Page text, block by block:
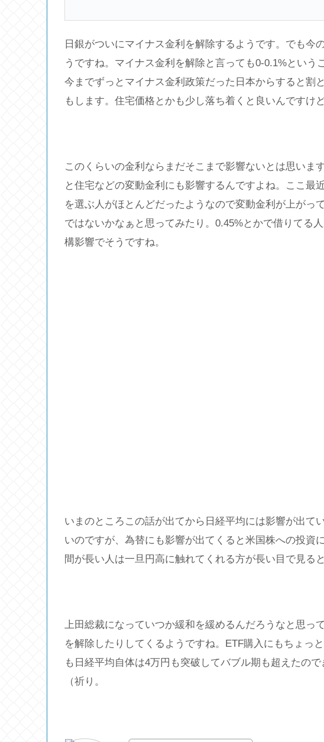
日銀がついにマイナス金利を解除するようです。でも今
うですね。マイナス金利を解除と言っても0-0.1%という
今までずっとマイナス金利政策だった日本からすると割
もします。住宅価格とかも少し落ち着くと良いんですけど
このくらいの金利ならまだそこまで影響ないとは思いま
と住宅などの変動金利にも影響するんですよね。ここ最
を選ぶ人がほとんどだったようなので変動金利が上がっ
ではないかなぁと思ってみたり。0.45%とかで借りてる
構影響でそうですね。
いまのところこの話が出てから日経平均には影響が出て
いのですが、為替にも影響が出てくると米国株への投資
間が長い人は一旦円高に触れてくれる方が長い目で見る
上田総裁になっていつか緩和を緩めるんだろうなと思っ
を解除したりしてくるようですね。ETF購入にもちょっ
も日経平均自体は4万円も突破してバブル期も超えたの
（祈り。